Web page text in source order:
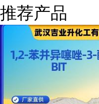
推荐产品